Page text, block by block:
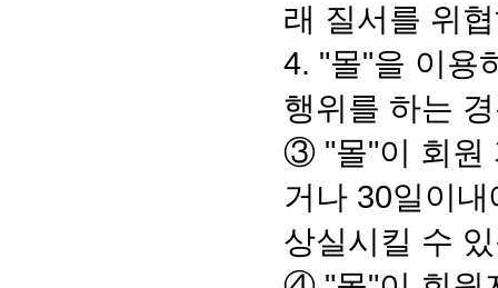
래 질서를 위
4. "몰"을 이용
행위를 하는
③ "몰"이 회원
거나 30일이
상실시킬 수